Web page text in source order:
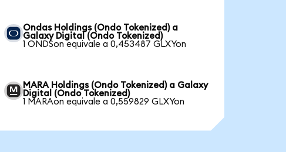
Ondas Holdings (Ondo Tokenized) a
Galaxy Digital (Ondo Tokenized)
1 ONDSon equivale a 0,453487 GLXYon
MARA Holdings (Ondo Tokenized) a Galaxy
Digital (Ondo Tokenized)
1 MARAon equivale a 0,559829 GLXYon